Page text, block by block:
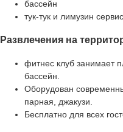
бассейн
тук-тук и лимузин сервис
Развлечения на
фитнес клуб занимает
бассейн.
Оборудован
парная, джакузи.
Бесплатно для всех